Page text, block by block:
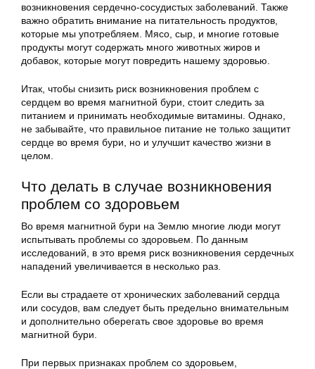
возникновения сердечно-сосудистых заболеваний. Также
важно обратить внимание на питательность продуктов,
которые мы употребляем. Мясо, сыр, и многие готовые
продукты могут содержать много животных жиров и
добавок, которые могут повредить нашему здоровью.
Итак, чтобы снизить риск возникновения проблем с
сердцем во время магнитной бури, стоит следить за
питанием и принимать необходимые витамины. Однако,
не забывайте, что правильное питание не только защитит
сердце во время бури, но и улучшит качество жизни в
целом.
Что делать в случае возникновения
проблем со здоровьем
Во время магнитной бури на Землю многие люди могут
испытывать проблемы со здоровьем. По данным
исследований, в это время риск возникновения сердечных
нападений увеличивается в несколько раз.
Если вы страдаете от хронических заболеваний сердца
или сосудов, вам следует быть предельно внимательным
и дополнительно оберегать свое здоровье во время
магнитной бури.
При первых признаках проблем со здоровьем,